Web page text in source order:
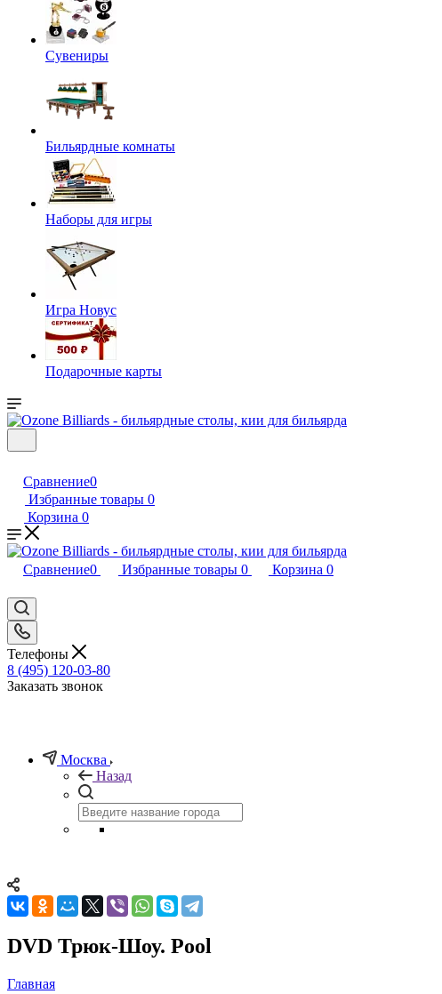
Сувениры
Бильярдные комнаты
Наборы для игры
Игра Новус
Подарочные карты
Сравнение0
Избранные товары 0
Корзина 0
Сравнение0 Избранные товары 0 Корзина 0
Телефоны
8 (495) 120-03-80
Заказать звонок
Москва
Назад
DVD Трюк-Шоу. Pool
Главная